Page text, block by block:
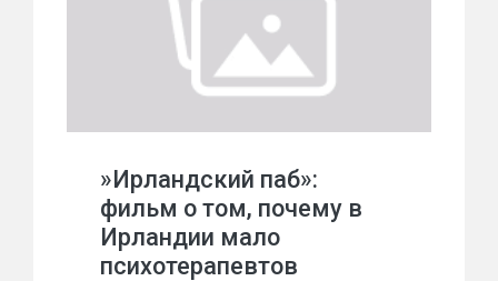
»Ирландский паб»:
фильм о том, почему в
Ирландии мало
психотерапевтов